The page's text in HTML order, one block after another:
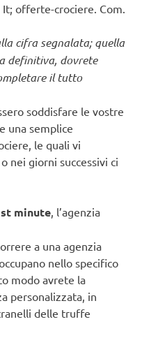
offerte-crociere. Com.
cifra segnalata; quella
definitiva, dovrete
il tutto
soddisfare le vostre
una semplice
le quali vi
nei giorni successivi ci
minute, l’agenzia
a una agenzia
nello specifico
modo avrete la
personalizzata, in
delle truffe